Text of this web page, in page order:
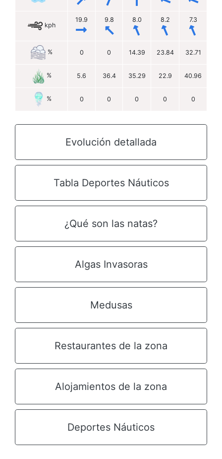
kph
19.9 9.8 8.0 8.2 7.3
% 0 0 14.39 23.84 32.71
% 5.6 36.4 35.29 22.9 40.96
% 0 0 0 0 0
Evolución detallada
Tabla Deportes Náuticos
¿Qué son las natas?
Algas Invasoras
Medusas
Restaurantes de la zona
Alojamientos de la zona
Deportes Náuticos